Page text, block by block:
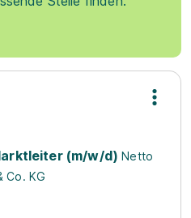
(m/w/d) Netto
Co. KG